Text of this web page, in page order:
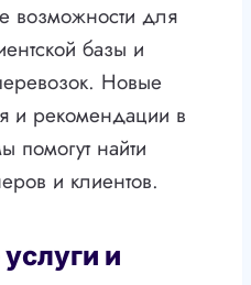
возможности для
базы и
Новые
и рекомендации в
помогут найти
и клиентов.
и